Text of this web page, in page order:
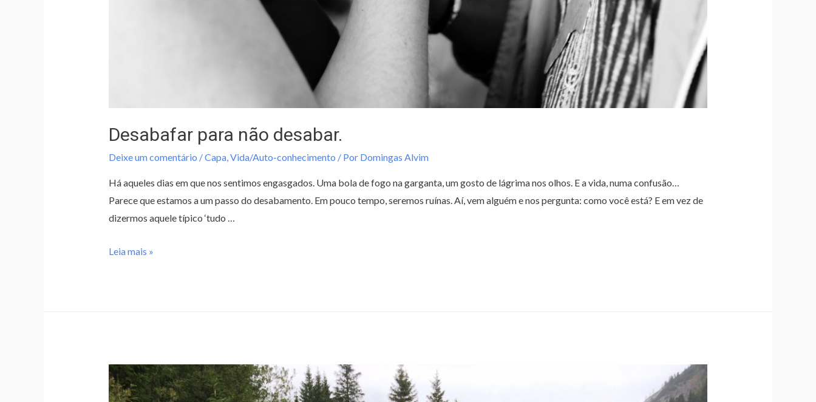
Desabafar para não desabar.
Deixe um comentário /Capa,Vida/Auto-conhecimento / Por Domingas Alvim
Há aqueles dias em que nos sentimos engasgados. Uma bola de fogo na garganta, um gosto de lágrima nos olhos. E a vida, numa confusão…
Parece que estamos a um passo do desabamento. Em pouco tempo, seremos ruínas. Aí, vem alguém e nos pergunta: como você está? E em vez de
dizermos aquele típico ‘tudo …
Leia mais »